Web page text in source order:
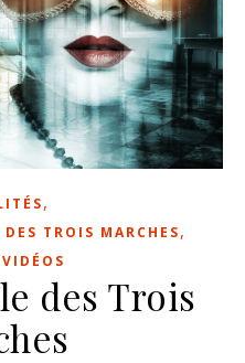
,
TROIS MARCHES,
des Trois